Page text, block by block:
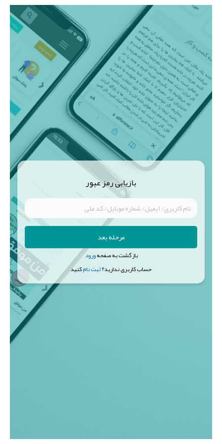
صفحه اصلی
ورود
بازیابی رمز عبور
مرحله بعد
بازگشت به صفحهورود
حساب کاربری ندارید؟ثبت نامکنید